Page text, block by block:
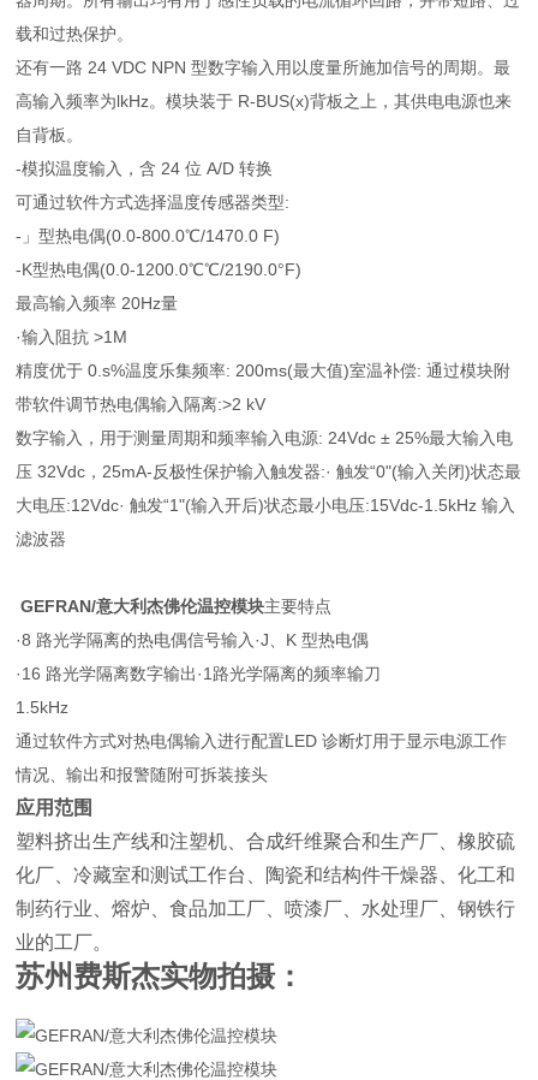
载和过热保护。
还有一路 24 VDC NPN 型数字输入用以度量所施加信号的周期。最
高输入频率为lkHz。模块装于 R-BUS(x)背板之上，其供电电源也来
自背板。
-模拟温度输入，含 24 位 A/D 转换
可通过软件方式选择温度传感器类型:
-」型热电偶(0.0-800.0℃/1470.0 F)
-K型热电偶(0.0-1200.0℃℃/2190.0°F)
最高输入频率 20Hz量
·输入阻抗 >1M
精度优于 0.s%温度乐集频率: 200ms(最大值)室温补偿: 通过模块附
带软件调节热电偶输入隔离:>2 kV
数字输入，用于测量周期和频率输入电源: 24Vdc ± 25%最大输入电
压 32Vdc，25mA-反极性保护输入触发器:· 触发“0"(输入关闭)状态最
大电压:12Vdc· 触发“1"(输入开后)状态最小电压:15Vdc-1.5kHz 输入
滤波器
GEFRAN/意大利杰佛伦温控模块主要特点
·8 路光学隔离的热电偶信号输入·J、K 型热电偶
·16 路光学隔离数字输出·1路光学隔离的频率输刀
1.5kHz
通过软件方式对热电偶输入进行配置LED 诊断灯用于显示电源工作
情况、输出和报警随附可拆装接头
应用范围
塑料挤出生产线和注塑机、合成纤维聚合和生产厂、橡胶硫
化厂、冷藏室和测试工作台、陶瓷和结构件干燥器、化工和
制药行业、熔炉、食品加工厂、喷漆厂、水处理厂、钢铁行
业的工厂。
苏州费斯杰实物拍摄：